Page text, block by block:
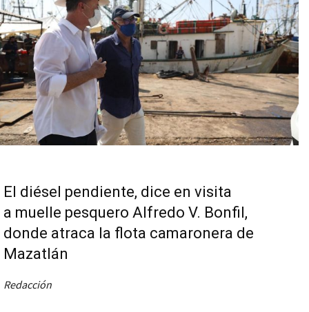
El diésel pendiente, dice en visita
a muelle pesquero Alfredo V. Bonfil,
donde atraca la flota camaronera de
Mazatlán
Redacción